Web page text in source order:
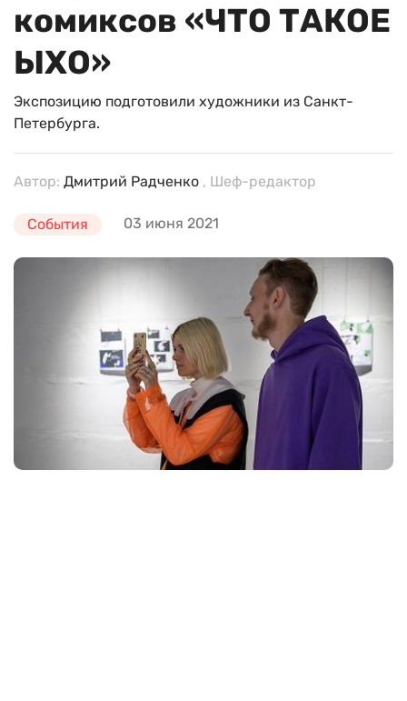
комиксов «ЧТО ТАКОЕ
ЫХО»
Экспозицию подготовили художники из Санкт-
Петербурга.
Автор: Дмитрий Радченко , Шеф-редактор
События 03 июня 2021